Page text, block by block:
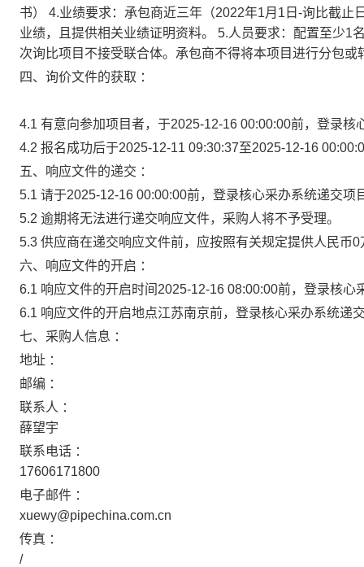
书） 4.业绩要求：承包商近三年（2022年1月1日-询比截
业绩，且提供相关业绩证明资料。 5.人员要求：配置至少1
次询比项目不接受联合体。承包商不得将本项目进行分包
四、询价文件的获取 ：
4.1 有意向参加项目者，于2025-12-16 00:00:00前，登录核
4.2 报名成功后于2025-12-11 09:30:37至2025-12-16
五、响应文件的递交 ：
5.1 请于2025-12-16 00:00:00前，登录核心采办系统递交项
5.2 逾期将无法进行递交响应文件，采购人将不予受理。
5.3 供应商在递交响应文件前，应按照有关规定提供人民币
六、响应文件的开启 ：
6.1 响应文件的开启时间2025-12-16 08:00:00前，登录核心
6.1 响应文件的开启地点江苏南京前，登录核心采办系统递
七、采购人信息 ：
地址 ：
邮编 ：
联系人 ：
薛望宇
联系电话 ：
17606171800
电子邮件 ：
xuewy@pipechina.com.cn
传真 ：
/